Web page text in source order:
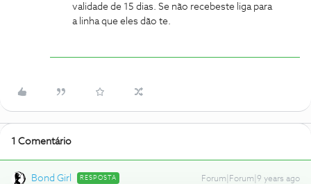
validade de 15 dias. Se não recebeste liga para
a linha que eles dão te.
1 Comentário
Bond Girl RESPOSTA Forum|Forum|9 years ago